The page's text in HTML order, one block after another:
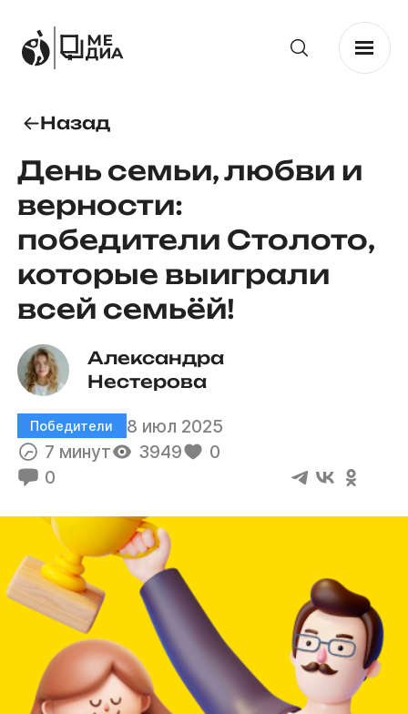
Назад
День семьи, любви и
верности:
победители Столото,
которые выиграли
всей семьёй!
Александра
Нестерова
Победители
8 июл 2025
7 минут
3949
0
0